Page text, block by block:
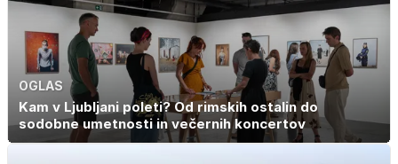
OGLAS
Kam v Ljubljani poleti? Od rimskih ostalin do
sodobne umetnosti in večernih koncertov